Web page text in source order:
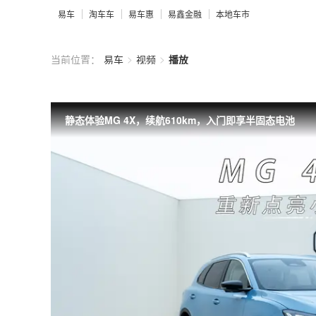
易车 淘车车 易车惠 易鑫金融 本地车市
当前位置： 易车 > 视频 > 播放
静态体验MG 4X，续航610km，入门即享半固态电池